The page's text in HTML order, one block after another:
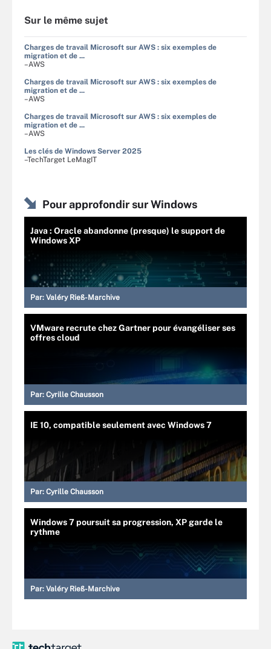
Sur le même sujet
Charges de travail Microsoft sur AWS : six exemples de
migration et de ...
–AWS
Charges de travail Microsoft sur AWS : six exemples de
migration et de ...
–AWS
Charges de travail Microsoft sur AWS : six exemples de
migration et de ...
–AWS
Les clés de Windows Server 2025
–TechTarget LeMagIT
Pour approfondir sur Windows
Java : Oracle abandonne (presque) le support de
Windows XP
Par: Valéry Rieß-Marchive
VMware recrute chez Gartner pour évangéliser ses
offres cloud
Par: Cyrille Chausson
IE 10, compatible seulement avec Windows 7
Par: Cyrille Chausson
Windows 7 poursuit sa progression, XP garde le
rythme
Par: Valéry Rieß-Marchive